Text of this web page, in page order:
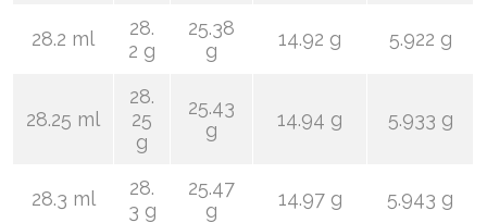
28.2 ml
28.
2 g
25.38
g
14.92 g 5.922 g
28.25 ml
28.
25
g
25.43
g
14.94 g 5.933 g
28.3 ml
28.
3 g
25.47
g
14.97 g 5.943 g